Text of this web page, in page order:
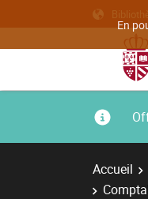
En
Accueil